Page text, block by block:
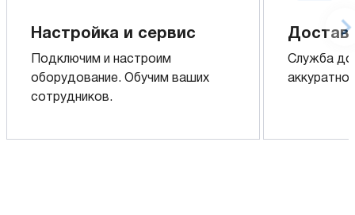
Настройка и сервис
Подключим и настроим
оборудование. Обучим ваших
сотрудников.
Служба
аккуратно